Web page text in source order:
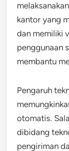
kantor yang
dan memiliki
penggunaan
membantu
Pengaruh
otomatis.
dibidang
pengiriman